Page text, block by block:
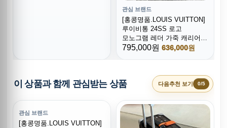
관심 브랜드
[홍콩명품.LOUIS VUITTON]
루이비통 24SS 로고
모노그램 레더 가죽 캐리어
(블랙-2사이즈), CR117, B4,
795,000원 636,000원
이 상품과 함께 관심받는 상품 다음추천 보기 0/5
관심 브랜드
[홍콩명품.LOUIS VUITTON]